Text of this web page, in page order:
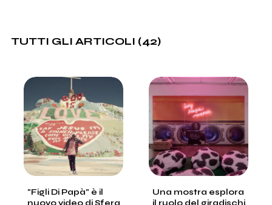
TUTTI GLI ARTICOLI (42)
"Figli Di Papà" è il
Una mostra esplora